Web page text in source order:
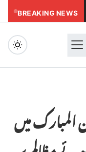
BREAKING NEWS
مدرسوں کے بچوں کو مولویوں
المبارک میں